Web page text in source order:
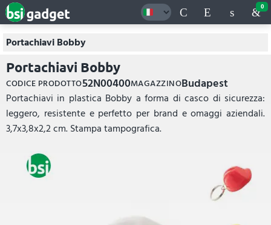
0
Portachiavi Bobby
Portachiavi Bobby
CODICE PRODOTTO52N00400MAGAZZINOBudapest
Portachiavi in plastica Bobby a forma di casco di sicurezza:
leggero, resistente e perfetto per brand e omaggi aziendali.
3,7x3,8x2,2 cm. Stampa tampografica.